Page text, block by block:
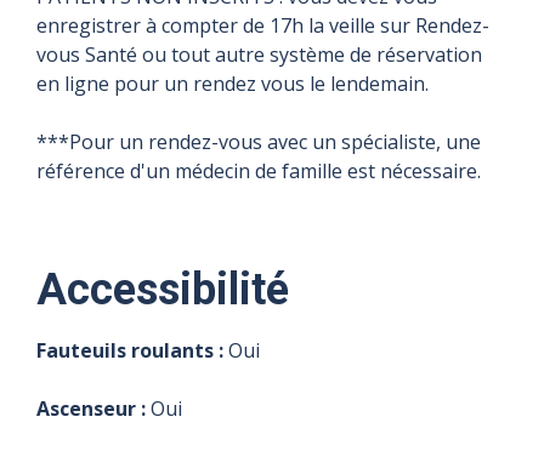
enregistrer à compter de 17h la veille sur Rendez-
vous Santé ou tout autre système de réservation
en ligne pour un rendez vous le lendemain.
***Pour un rendez-vous avec un spécialiste, une
référence d'un médecin de famille est nécessaire.
Accessibilité
Fauteuils roulants :Oui
Ascenseur :Oui